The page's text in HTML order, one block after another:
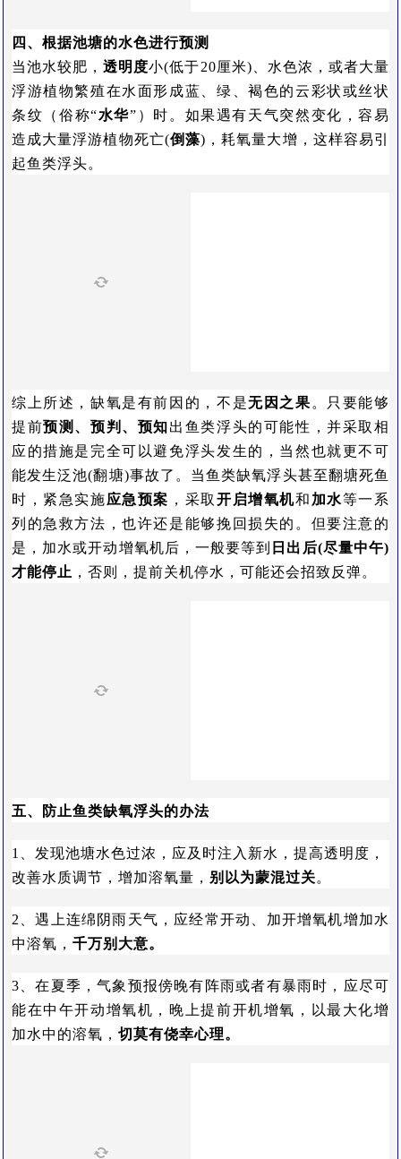
四、根据池塘的水色进行预测
当池水较肥，透明度小(低于20厘米)、水色浓，或者大量
浮游植物繁殖在水面形成蓝、绿、褐色的云彩状或丝状
条纹（俗称“水华”）时。如果遇有天气突然变化，容易
造成大量浮游植物死亡(倒藻)，耗氧量大增，这样容易引
起鱼类浮头。
综上所述，缺氧是有前因的，不是无因之果 。只要能够
提前预测、预判、预知出鱼类浮头的可能性，并采取相
应的措施是完全可以避免浮头发生的，当然也就更不可
能发生泛池(翻塘)事故了。当鱼类缺氧浮头甚至翻塘死鱼
时，紧急实施应急预案 ，采取 开启增氧机和 加水等一系
列的急救方法，也许还是能够挽回损失的。但要注意的
是，加水或开动增氧机后，一般要等到 日出后(尽量中午)
才能停止 ，否则，提前关机停水，可能还会招致反弹。
五、防止鱼类缺氧浮头的办法
1、发现池塘水色过浓，应及时注入新水，提高透明度，
改善水质调节，增加溶氧量， 别以为蒙混过关。
2、遇上连绵阴雨天气，应经常开动、加开增氧机增加水
中溶氧， 千万别大意。
3、在夏季，气象预报傍晚有阵雨或者有暴雨时，应尽可
能在中午开动增氧机，晚上提前开机增氧，以最大化增
加水中的溶氧， 切莫有侥幸心理。